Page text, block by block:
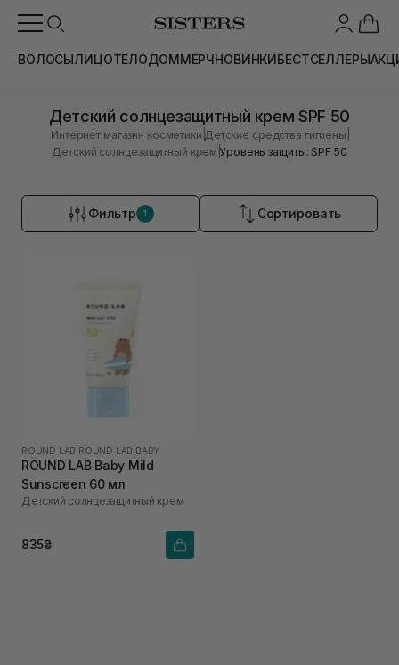
ВОЛОСЫЛИЦОТЕЛОДОММЕРЧНОВИНКИБЕСТСЕЛЛЕРЫ
Детский солнцезащитный крем SPF 50
Интернет магазин косметики Детские средства гигиены
Детский солнцезащитный крем |Уровень защиты: SPF 50
Фильтр 1 Сортировать
ROUND LAB ROUND LAB BABY
ROUND LAB Baby Mild
Sunscreen 60 мл
Детский солнцезащитный крем
835₴